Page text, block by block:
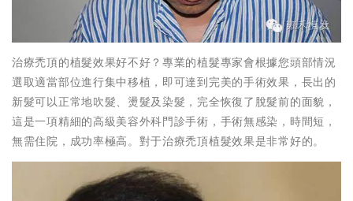
治療禿頂的植髮效果好不好？專業的植髮專家會根據您頭部情況
選取適當部位進行集中移植，即可達到完美的手術效果，長出的
新髮可以正常地吹髮、燙髮及染髮，完全恢復了脫髮前的面貌，
這是一項精細的高級美容外科門診手術，手術無感染，時間短，
無需住院，成功率極高。對于治療禿頂植髮效果是非常好的。